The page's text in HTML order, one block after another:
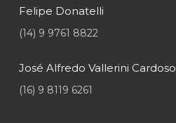
Felipe Donatelli
(14) 9 9761 8822
José Alfredo Vallerini Cardoso
(16) 9 8119 6261